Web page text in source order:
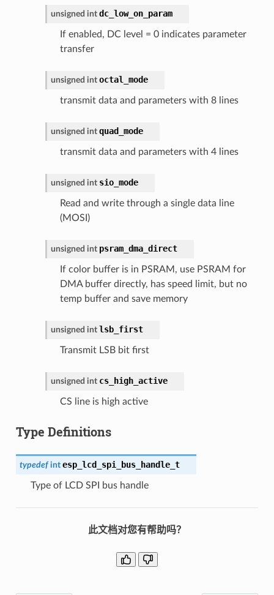
unsigned int dc_low_on_param
If enabled, DC level = 0 indicates parameter
transfer
unsigned int octal_mode
transmit data and parameters with 8 lines
unsigned int quad_mode
transmit data and parameters with 4 lines
unsigned int sio_mode
Read and write through a single data line
(MOSI)
unsigned int psram_dma_direct
If color buffer is in PSRAM, use PSRAM for
DMA buffer directly, has speed limit, but no
temp buffer and save memory
unsigned int lsb_first
Transmit LSB bit first
unsigned int cs_high_active
CS line is high active
Type Definitions
typedef int esp_lcd_spi_bus_handle_t
Type of LCD SPI bus handle
此文档对您有帮助吗？